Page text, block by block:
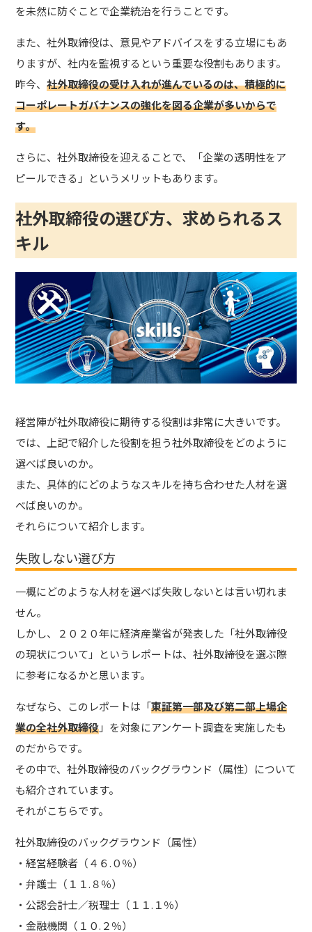
を未然に防ぐことで企業統治を行うことです。
また、社外取締役は、意見やアドバイスをする立場にもあ
りますが、社内を監視するという重要な役割もあります。
昨今、社外取締役の受け入れが進んでいるのは、積極的に
コーポレートガバナンスの強化を図る企業が多いからで
す。
さらに、社外取締役を迎えることで、「企業の透明性をア
ピールできる」というメリットもあります。
社外取締役の選び方、求められるス
キル
経営陣が社外取締役に期待する役割は非常に大きいです。
では、上記で紹介した役割を担う社外取締役をどのように
選べば良いのか。
また、具体的にどのようなスキルを持ち合わせた人材を選
べば良いのか。
それらについて紹介します。
失敗しない選び方
一概にどのような人材を選べば失敗しないとは言い切れま
せん。
しかし、２０２０年に経済産業省が発表した「社外取締役
の現状について 」というレポートは、社外取締役を選ぶ際
に参考になるかと思います。
なぜなら、このレポートは「東証第一部及び第二部上場企
業の全社外取締役」を対象にアンケート調査を実施したも
のだからです。
その中で、社外取締役のバックグラウンド（属性）について
も紹介されています。
それがこちらです。
社外取締役のバックグラウンド（属性）
・経営経験者（４６.０％）
・弁護士（１１.８％）
・公認会計士／税理士（１１.１％）
・金融機関（１０.２％）